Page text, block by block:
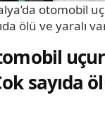
otomobil
ölü ve yaralı
sayıda